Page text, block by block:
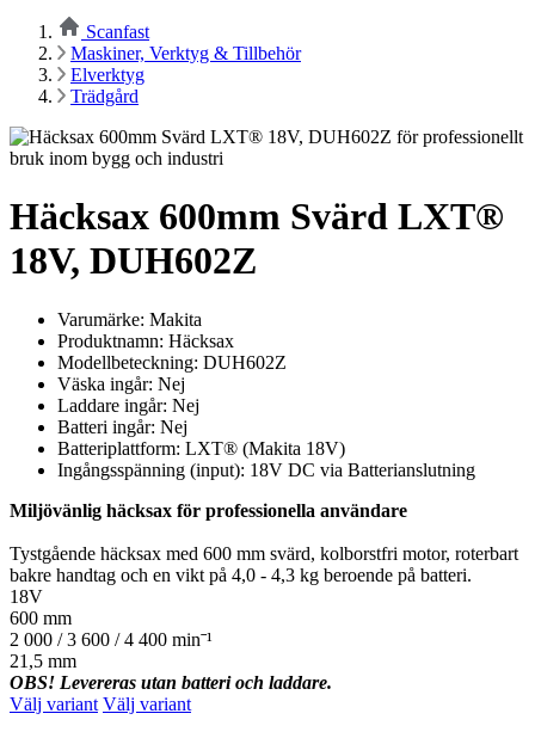
Scanfast
Maskiner, Verktyg & Tillbehör
Elverktyg
Trädgård
Häcksax 600mm Svärd LXT®
18V, DUH602Z
Varumärke: Makita
Produktnamn: Häcksax
Modellbeteckning: DUH602Z
Väska ingår: Nej
Laddare ingår: Nej
Batteri ingår: Nej
Batteriplattform: LXT® (Makita 18V)
Ingångsspänning (input): 18V DC via Batterianslutning
Miljövänlig häcksax för professionella användare
Tystgående häcksax med 600 mm svärd, kolborstfri motor, roterbart
bakre handtag och en vikt på 4,0 - 4,3 kg beroende på batteri.
18V
600 mm
2 000 / 3 600 / 4 400 minˉ¹
21,5 mm
OBS! Levereras utan batteri och laddare.
Välj variant Välj variant